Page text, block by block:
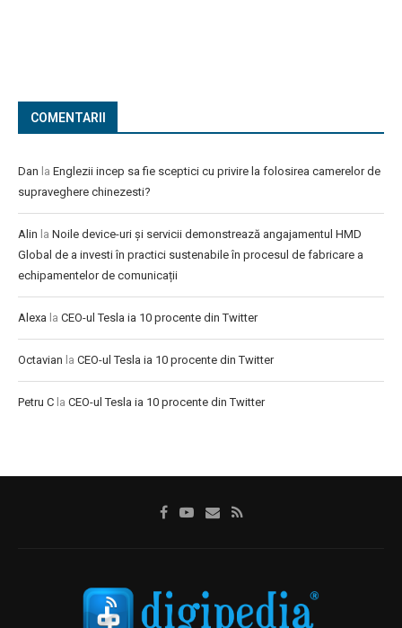
COMENTARII
Dan la Englezii incep sa fie sceptici cu privire la folosirea camerelor de
supraveghere chinezesti?
Alin la Noile device-uri și servicii demonstrează angajamentul HMD
Global de a investi în practici sustenabile în procesul de fabricare a
echipamentelor de comunicații
Alexa la CEO-ul Tesla ia 10 procente din Twitter
Octavian la CEO-ul Tesla ia 10 procente din Twitter
Petru C la CEO-ul Tesla ia 10 procente din Twitter